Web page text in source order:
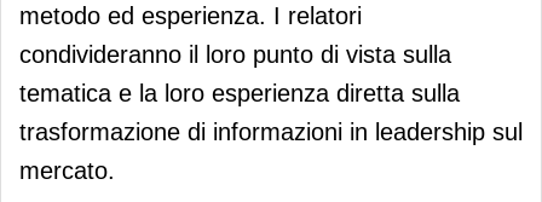
metodo ed esperienza. I relatori
condivideranno il loro punto di vista sulla
tematica e la loro esperienza diretta sulla
trasformazione di informazioni in leadership sul
mercato.